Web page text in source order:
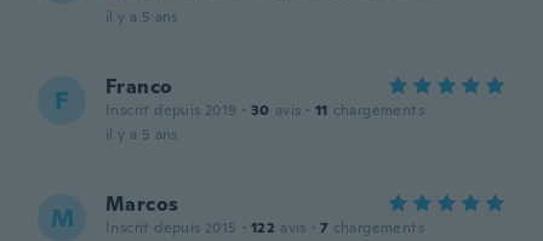
il y a 5 ans
F Franco
Inscrit depuis 2019 · 30 avis · 11 chargements
il y a 5 ans
M Marcos
Inscrit depuis 2015 · 122 avis · 7 chargements